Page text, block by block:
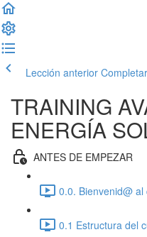
Lección anterior
TRAINING
ENERGÍA
ANTES DE EMPEZAR
0.0. Bienvenid@
0.1 Estructura del